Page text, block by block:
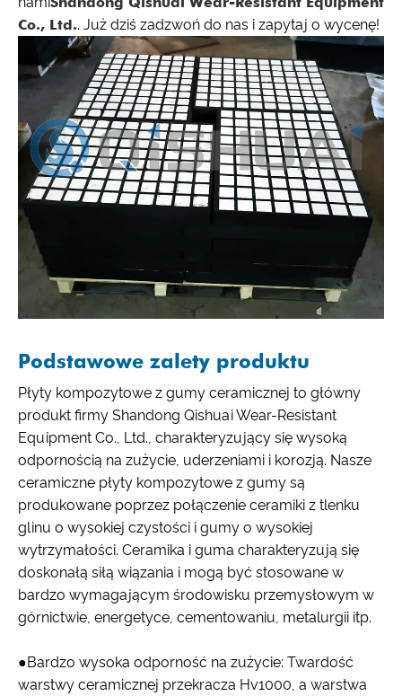
Co., Ltd.. Już dziś zadzwoń do nas i zapytaj o wycenę!
Podstawowe zalety produktu
Płyty kompozytowe z gumy ceramicznej to główny
produkt firmy Shandong Qishuai Wear-Resistant
Equipment Co., Ltd., charakteryzujący się wysoką
odpornością na zużycie, uderzeniami i korozją. Nasze
ceramiczne płyty kompozytowe z gumy są
produkowane poprzez połączenie ceramiki z tlenku
glinu o wysokiej czystości i gumy o wysokiej
wytrzymałości. Ceramika i guma charakteryzują się
doskonałą siłą wiązania i mogą być stosowane w
bardzo wymagającym środowisku przemysłowym w
górnictwie, energetyce, cementowaniu, metalurgii itp.
●Bardzo wysoka odporność na zużycie: Twardość
warstwy ceramicznej przekracza Hv1000, a warstwa